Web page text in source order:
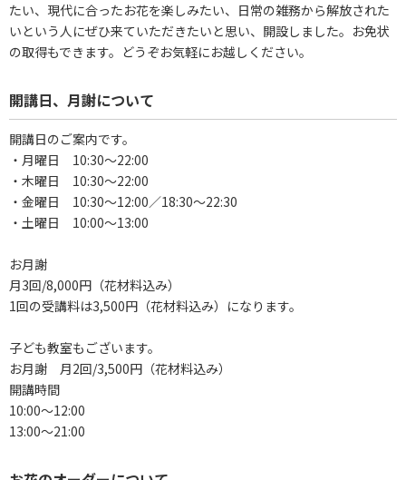
たい、現代に合ったお花を楽しみたい、日常の雑務から解放された
いという人にぜひ来ていただきたいと思い、開設しました。お免状
の取得もできます。どうぞお気軽にお越しください。
開講日、月謝について
開講日のご案内です。
・月曜日 10:30～22:00
・木曜日 10:30～22:00
・金曜日 10:30～12:00／18:30～22:30
・土曜日 10:00～13:00
お月謝
月3回/8,000円（花材料込み）
1回の受講料は3,500円（花材料込み）になります。
子ども教室もございます。
お月謝 月2回/3,500円（花材料込み）
開講時間
10:00～12:00
13:00～21:00